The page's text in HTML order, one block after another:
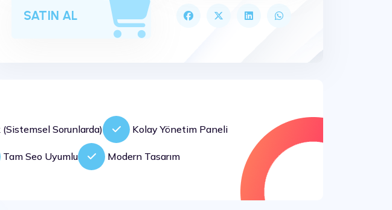
SATIN AL
Sorunlarda) Kolay Yönetim Paneli
Tam Seo Uyumlu Modern Tasarım